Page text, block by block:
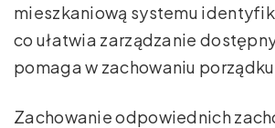
mieszkaniową systemu
co ułatwia zarządzanie
pomaga w zachowaniu
Zachowanie odpowiednich